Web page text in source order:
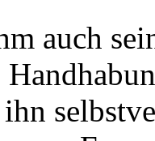
auch